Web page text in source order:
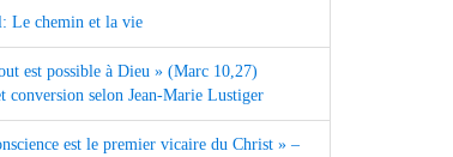
Le chemin et la vie
est possible à Dieu » (Marc 10,27)
conversion selon Jean-Marie Lustiger
est le premier vicaire du Christ » –